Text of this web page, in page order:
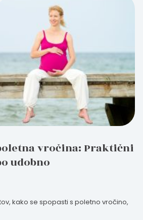
vročina: Praktični
udobno
kako se spopasti s poletno vročino,